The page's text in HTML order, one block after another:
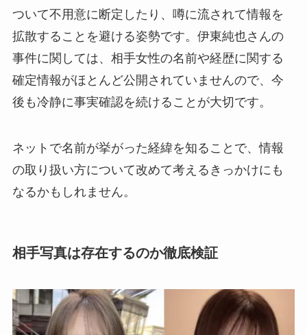
ついて不用意に断定したり、噂に流されて情報を
拡散することを避ける姿勢です。伊東純也さんの
事件に関しては、相手女性の名前や経歴に関する
確定情報がほとんど公開されていませんので、今
後も冷静に事実確認を続けることが大切です。
ネットで名前が挙がった経緯を知ることで、情報
の取り扱い方について改めて考えるきっかけにも
なるかもしれません。
相手写真は存在するのか徹底検証